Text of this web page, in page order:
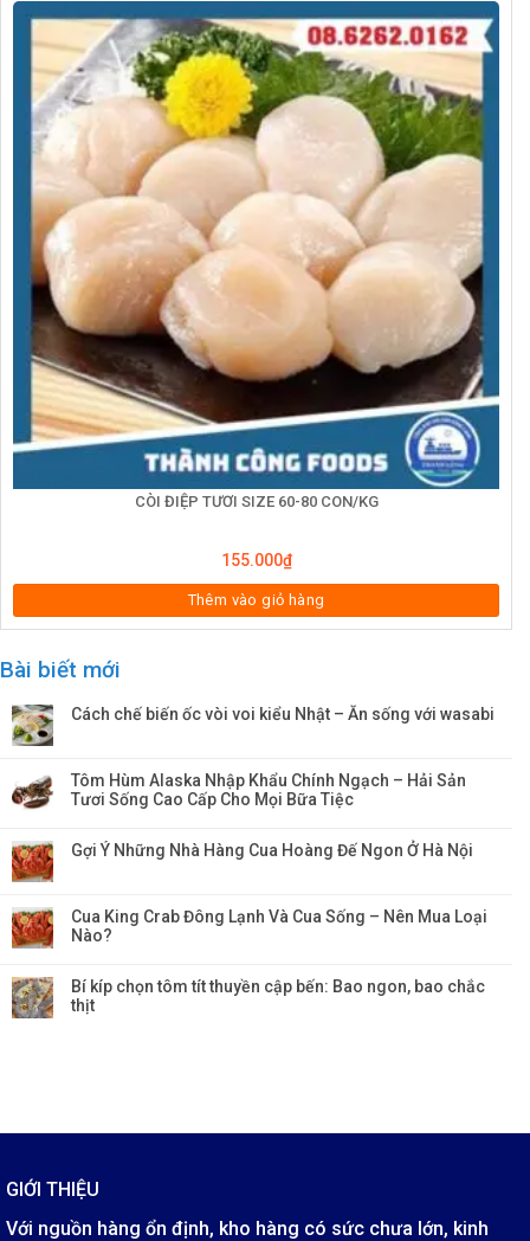
CÒI ĐIỆP TƯƠI SIZE 60-80 CON/KG
155.000₫
Thêm vào giỏ hàng
Bài biết mới
Cách chế biến ốc vòi voi kiểu Nhật – Ăn sống với wasabi
Tôm Hùm Alaska Nhập Khẩu Chính Ngạch – Hải Sản
Tươi Sống Cao Cấp Cho Mọi Bữa Tiệc
Gợi Ý Những Nhà Hàng Cua Hoàng Đế Ngon Ở Hà Nội
Cua King Crab Đông Lạnh Và Cua Sống – Nên Mua Loại
Nào?
Bí kíp chọn tôm tít thuyền cập bến: Bao ngon, bao chắc
thịt
GIỚI THIỆU
Với nguồn hàng ổn định, kho hàng có sức chưa lớn, kinh